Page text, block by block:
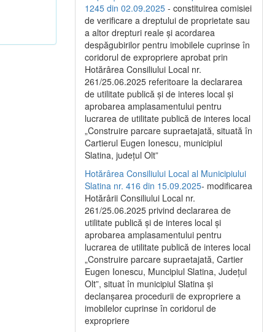
1245 din 02.09.2025 - constituirea comisiei
de verificare a dreptului de proprietate sau
a altor drepturi reale și acordarea
despăgubirilor pentru imobilele cuprinse în
coridorul de expropriere aprobat prin
Hotărârea Consiliului Local nr.
261/25.06.2025 referitoare la declararea
de utilitate publică și de interes local și
aprobarea amplasamentului pentru
lucrarea de utilitate publică de interes local
„Construire parcare supraetajată, situată în
Cartierul Eugen Ionescu, municipiul
Slatina, județul Olt”
Hotărârea Consiliului Local al Municipiului
Slatina nr. 416 din 15.09.2025- modificarea
Hotărârii Consiliului Local nr.
261/25.06.2025 privind declararea de
utilitate publică și de interes local și
aprobarea amplasamentului pentru
lucrarea de utilitate publică de interes local
„Construire parcare supraetajată, Cartier
Eugen Ionescu, Muncipiul Slatina, Județul
Olt”, situat în municipiul Slatina și
declanșarea procedurii de expropriere a
imobilelor cuprinse în coridorul de
expropriere